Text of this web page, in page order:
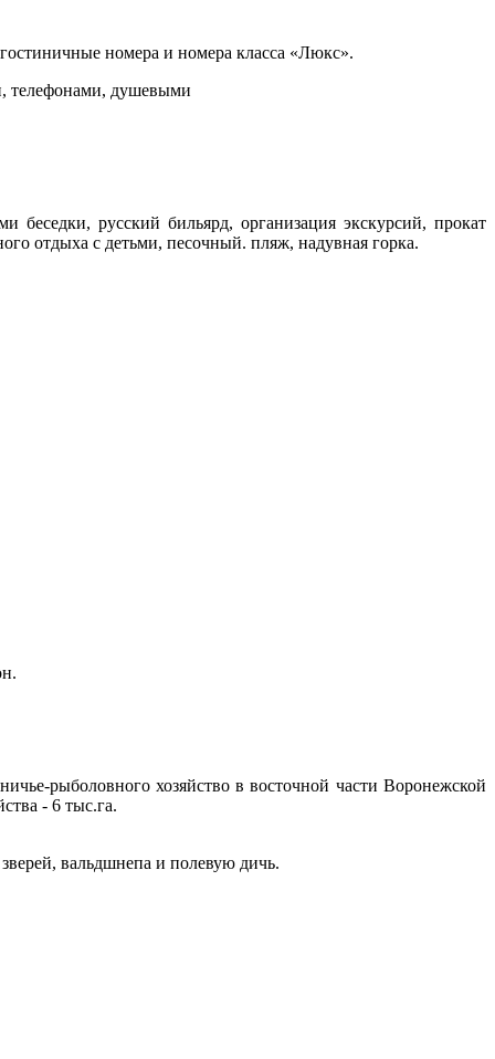
номера и номера класса «Люкс».
телефонами, душевыми
беседки, русский бильярд, организация экскурсий, прокат
отдыха с детьми, песочный. пляж, надувная горка.
рыболовного хозяйство в восточной части Воронежской
- 6 тыс.га.
вальдшнепа и полевую дичь.